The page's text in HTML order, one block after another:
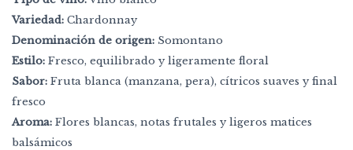
Variedad: Chardonnay
Denominación de origen: Somontano
Estilo: Fresco, equilibrado y ligeramente floral
Sabor: Fruta blanca (manzana, pera), cítricos suaves y final
fresco
Aroma: Flores blancas, notas frutales y ligeros matices
balsámicos